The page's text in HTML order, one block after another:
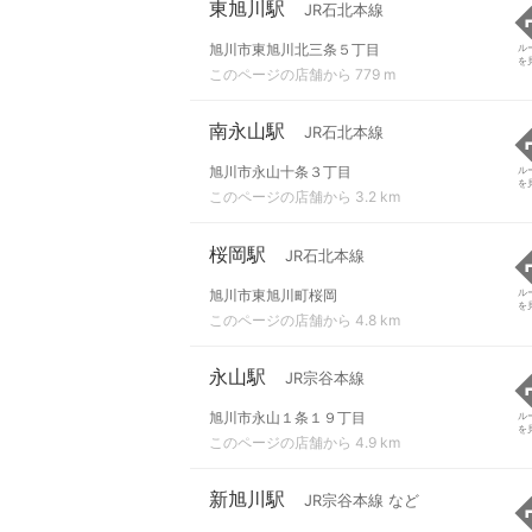
東旭川駅 JR石北本線
旭川市東旭川北三条５丁目
このページの店舗から 779 m
ル
を
南永山駅 JR石北本線
旭川市永山十条３丁目
このページの店舗から 3.2 km
ル
を
桜岡駅 JR石北本線
旭川市東旭川町桜岡
このページの店舗から 4.8 km
ル
を
永山駅 JR宗谷本線
旭川市永山１条１９丁目
このページの店舗から 4.9 km
ル
を
新旭川駅 JR宗谷本線 など